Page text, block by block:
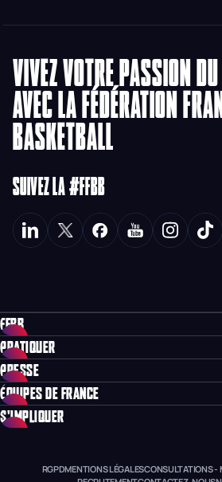
VIVEZ VOTRE PASSION
AVEC LA FÉDÉRATION
BASKETBALL
SUIVEZ LA #FFBB
FFBB
PRATIQUER
PRESSE
ÉQUIPES DE FRANCE
S'IMPLIQUER
RGPDMENTIONS LÉGALESCONSULTATIONS -